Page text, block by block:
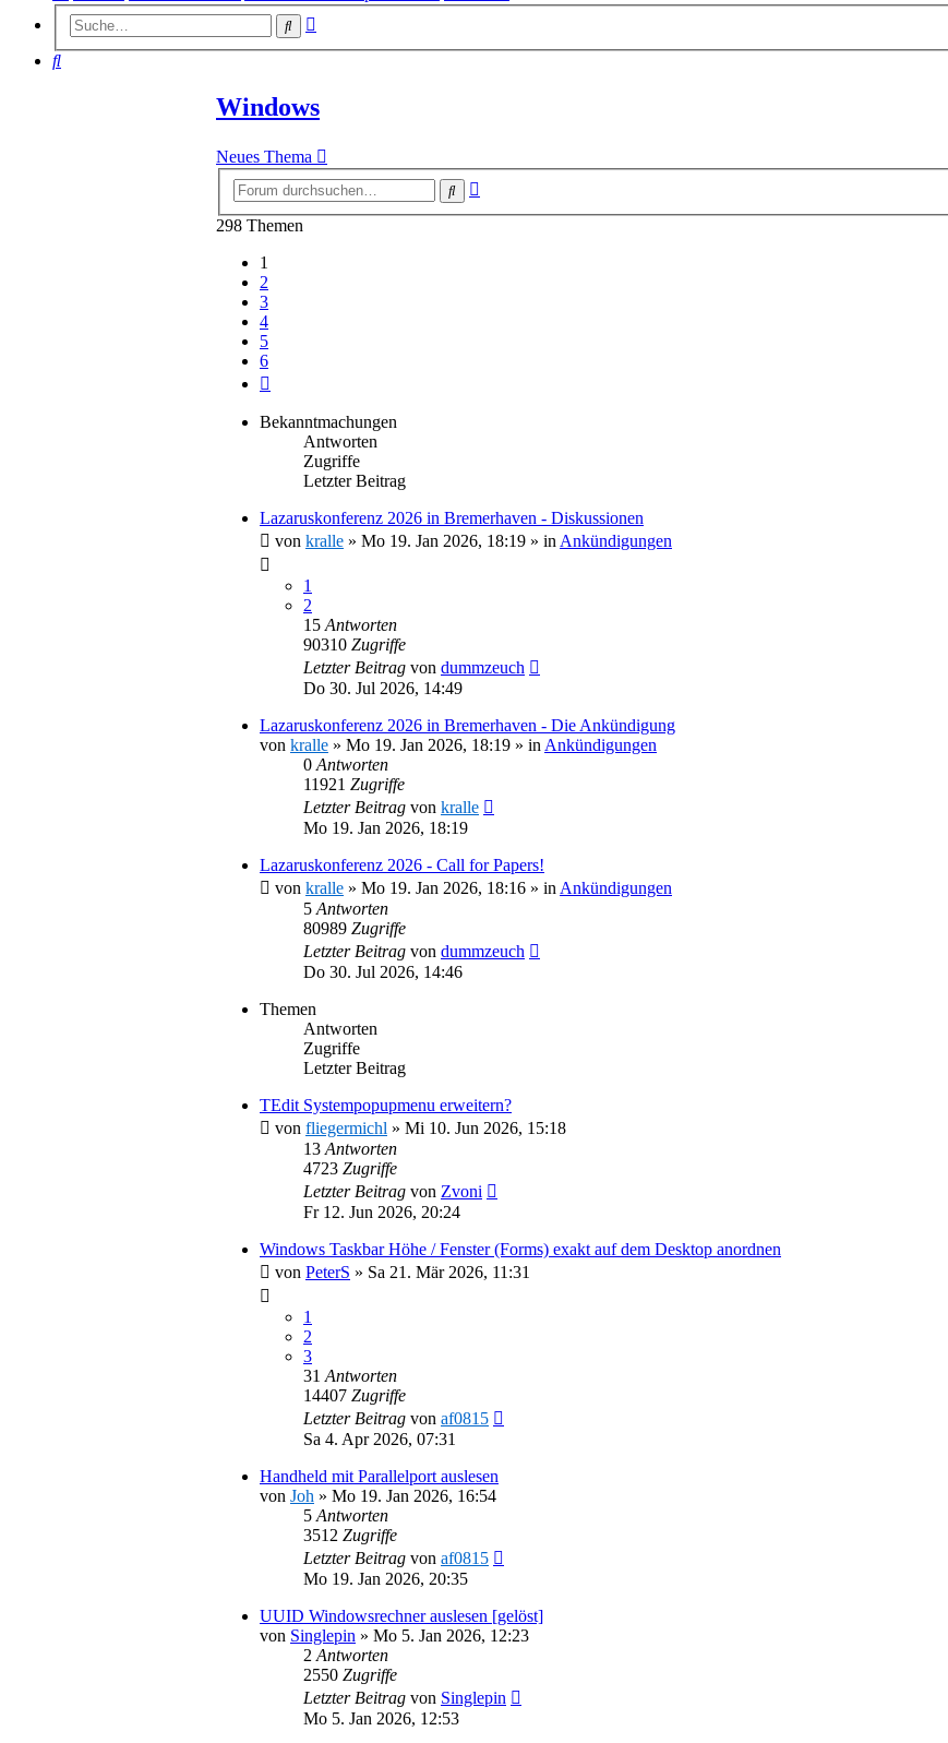
Suche
Suche
Windows
Neues Thema
Suche
298 Themen
1
2
3
4
5
6
Bekanntmachungen
Antworten
Zugriffe
Letzter Beitrag
Lazaruskonferenz 2026 in Bremerhaven - Diskussionen
von kralle » Mo 19. Jan 2026, 18:19 » in Ankündigungen
1
2
15 Antworten
90310 Zugriffe
Letzter Beitrag von dummzeuch
Do 30. Jul 2026, 14:49
Lazaruskonferenz 2026 in Bremerhaven - Die Ankündigung
von kralle » Mo 19. Jan 2026, 18:19 » in Ankündigungen
0 Antworten
11921 Zugriffe
Letzter Beitrag von kralle
Mo 19. Jan 2026, 18:19
Lazaruskonferenz 2026 - Call for Papers!
von kralle » Mo 19. Jan 2026, 18:16 » in Ankündigungen
5 Antworten
80989 Zugriffe
Letzter Beitrag von dummzeuch
Do 30. Jul 2026, 14:46
Themen
Antworten
Zugriffe
Letzter Beitrag
TEdit Systempopupmenu erweitern?
von fliegermichl » Mi 10. Jun 2026, 15:18
13 Antworten
4723 Zugriffe
Letzter Beitrag von Zvoni
Fr 12. Jun 2026, 20:24
Windows Taskbar Höhe / Fenster (Forms) exakt auf dem Desktop anordnen
von PeterS » Sa 21. Mär 2026, 11:31
1
2
3
31 Antworten
14407 Zugriffe
Letzter Beitrag von af0815
Sa 4. Apr 2026, 07:31
Handheld mit Parallelport auslesen
von Joh » Mo 19. Jan 2026, 16:54
5 Antworten
3512 Zugriffe
Letzter Beitrag von af0815
Mo 19. Jan 2026, 20:35
UUID Windowsrechner auslesen [gelöst]
von Singlepin » Mo 5. Jan 2026, 12:23
2 Antworten
2550 Zugriffe
Letzter Beitrag von Singlepin
Mo 5. Jan 2026, 12:53